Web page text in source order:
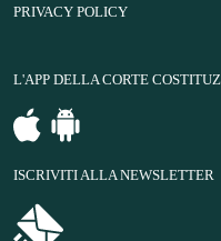
PRIVACY POLICY
L'APP DELLA CORTE
ISCRIVITI ALLA NEWSLETTER